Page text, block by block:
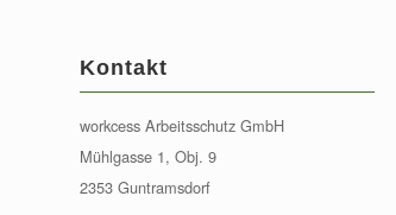
Kontakt
workcess Arbeitsschutz GmbH
Mühlgasse 1, Obj. 9
2353 Guntramsdorf